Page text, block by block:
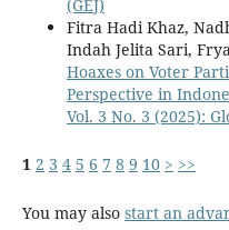
(GEJ)
Fitra Hadi Khaz,
Indah Jelita Sari,
Hoaxes on Voter
Perspective in
Vol. 3 No. 3 (2025):
1 2 3 4 5 6 7 8 9 10 > >>
You may also start an